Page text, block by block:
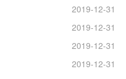
2019-12-31
2019-12-31
2019-12-31
2019-12-31